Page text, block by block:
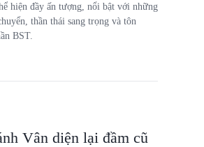
hiện đầy ấn tượng, nổi bật với những
thần thái sang trọng và tôn
BST.
Vân diện lại đầm cũ